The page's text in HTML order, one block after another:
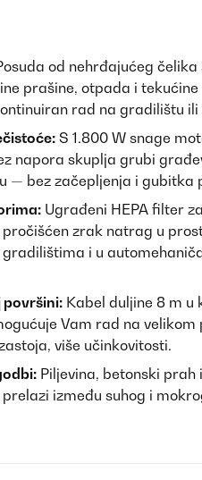
od nehrđajućeg čelika
prašine, otpada i
rad na gradilištu ili
S 1.800 W snage
napora skuplja grubi
— bez začepljenja i gubitka
Ugrađeni HEPA filter
zrak natrag u
i u
površini: Kabel duljine 8 m u
Vam rad na velikom
više učinkovitosti.
Piljevina, betonski prah
između suhog i